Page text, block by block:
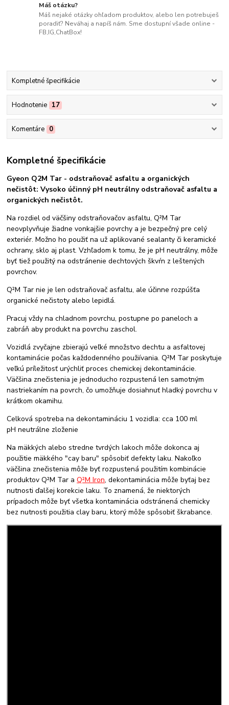
Máš otázku?
Máš nejaké otázky ohľadom produktov, alebo len potrebuješ
poradiť? Neváhaj a napíš nám. Sme dostupní všade online -
FB,IG,ChatBox!
Kompletné špecifikácie
Hodnotenie 17
Komentáre 0
Kompletné špecifikácie
Gyeon Q2M Tar - odstraňovač asfaltu a organických
nečistôt: Vysoko účinný pH neutrálny odstraňovač asfaltu a
organických nečistôt.
Na rozdiel od väčšiny odstraňovačov asfaltu, Q²M Tar
neovplyvňuje žiadne vonkajšie povrchy a je bezpečný pre celý
exteriér. Možno ho použiť na už aplikované sealanty či keramické
ochrany, sklo aj plast. Vzhľadom k tomu, že je pH neutrálny, môže
byť tiež použitý na odstránenie dechtových škvŕn z leštených
povrchov.
Q²M Tar nie je len odstraňovač asfaltu, ale účinne rozpúšťa
organické nečistoty alebo lepidlá.
Pracuj vždy na chladnom povrchu, postupne po paneloch a
zabráň aby produkt na povrchu zaschol.
Vozidlá zvyčajne zbierajú veľké množstvo dechtu a asfaltovej
kontaminácie počas každodenného použiívania. Q²M Tar poskytuje
veľkú príležitosť urýchliť proces chemickej dekontaminácie.
Väčšina znečistenia je jednoducho rozpustená len samotným
nastriekaním na povrch, čo umožňuje dosiahnuť hladký povrchu v
krátkom okamihu.
Celková spotreba na dekontamináciu 1 vozidla: cca 100 ml
pH neutrálne zloženie
Na mäkkých alebo stredne tvrdých lakoch môže dokonca aj
použitie mäkkého "cay baru" spôsobiť defekty laku. Nakoľko
väčšina znečistenia môže byť rozpustená použitím kombinácie
produktov Q²M Tar aQ²M Iron, dekontaminácia môže byťaj bez
nutnosti ďalšej korekcie laku. To znamená, že niektorých
prípadoch môže byť všetka kontaminácia odstránená chemicky
bez nutnosti použitia clay baru, ktorý môže spôsobiť škrabance.